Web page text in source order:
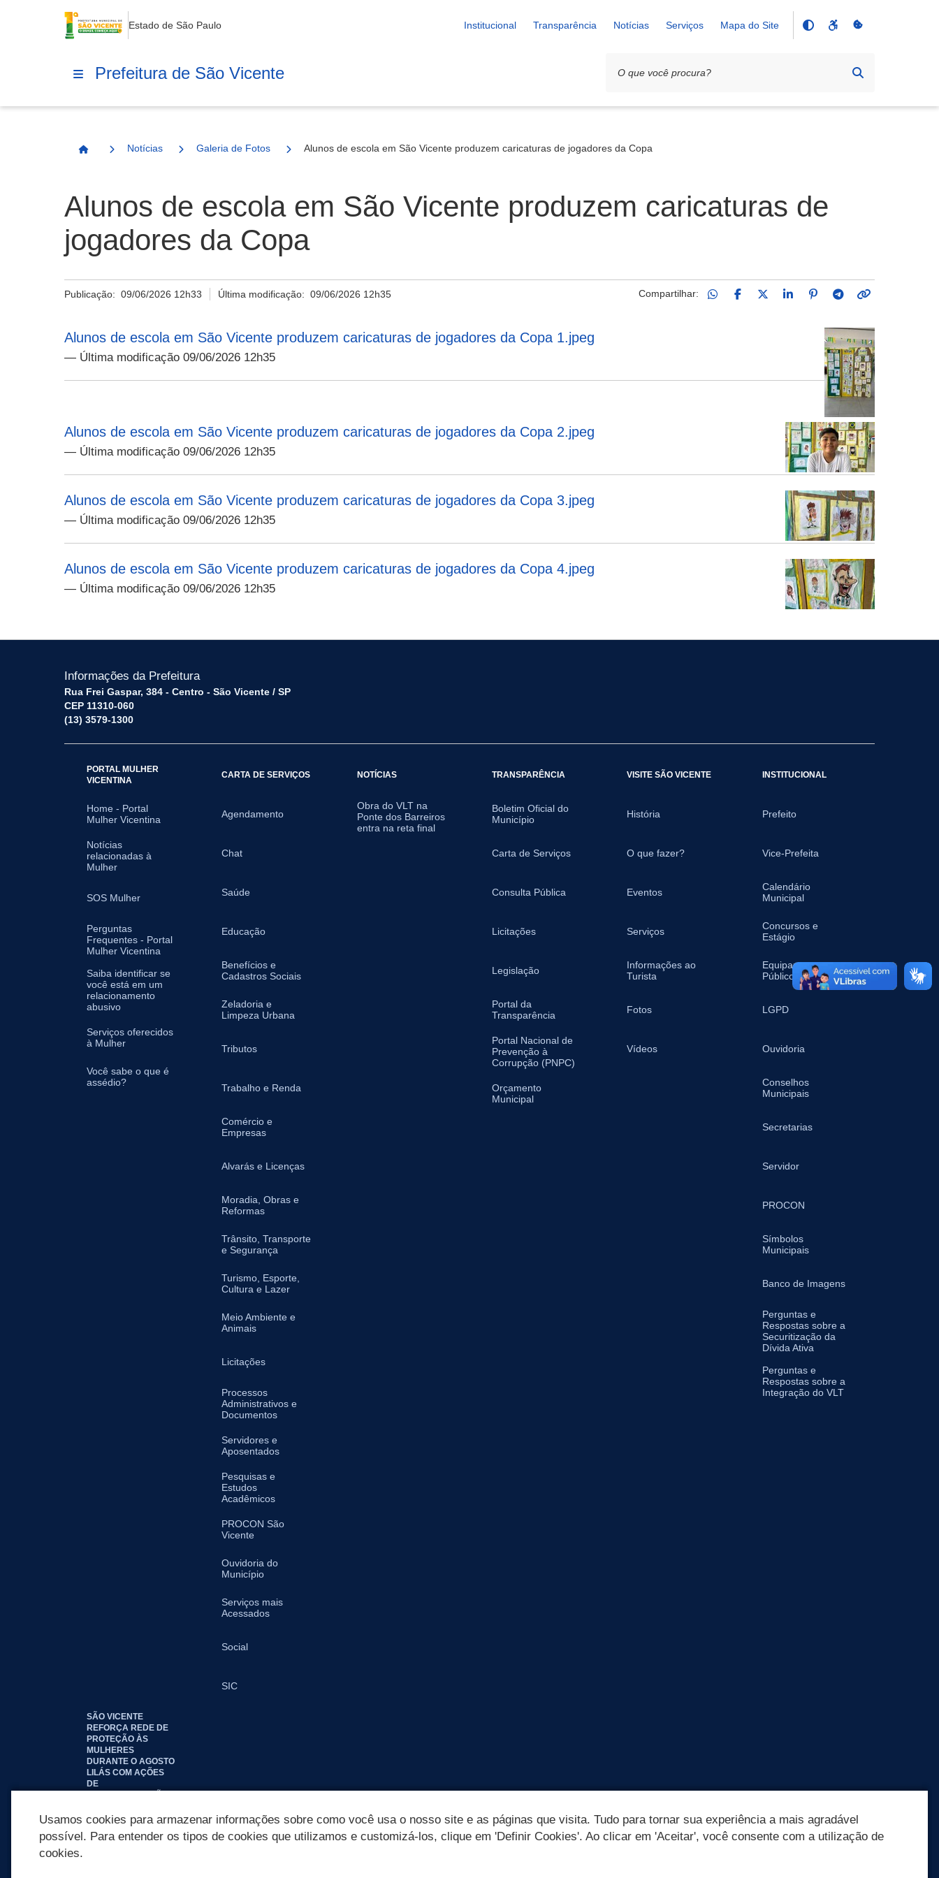
Estado de São Paulo Institucional Transparência Notícias Serviços Mapa do Site
Prefeitura de São Vicente
Página Inicial
Notícias Galeria de Fotos Alunos de escola em São Vicente produzem caricaturas de jogadores da Copa
Alunos de escola em São Vicente produzem caricaturas de
jogadores da Copa
Publicação: 09/06/2026 12h33 Última modificação:09/06/2026 12h35 Compartilhar:
Alunos de escola em São Vicente produzem caricaturas de jogadores da Copa 1.jpeg
— Última modificação 09/06/2026 12h35
Alunos de escola em São Vicente produzem caricaturas de jogadores da Copa 2.jpeg
— Última modificação 09/06/2026 12h35
Alunos de escola em São Vicente produzem caricaturas de jogadores da Copa 3.jpeg
— Última modificação 09/06/2026 12h35
Alunos de escola em São Vicente produzem caricaturas de jogadores da Copa 4.jpeg
— Última modificação 09/06/2026 12h35
Informações da Prefeitura
Rua Frei Gaspar, 384 - Centro - São Vicente / SP
CEP 11310-060
(13) 3579-1300
PORTAL MULHER
VICENTINA
Home - Portal
Mulher Vicentina
Notícias
relacionadas à
Mulher
SOS Mulher
Perguntas
Frequentes - Portal
Mulher Vicentina
Saiba identificar se
você está em um
relacionamento
abusivo
Serviços oferecidos
à Mulher
Você sabe o que é
assédio?
CARTA DE SERVIÇOS
Agendamento
Chat
Saúde
Educação
Benefícios e
Cadastros Sociais
Zeladoria e
Limpeza Urbana
Tributos
Trabalho e Renda
Comércio e
Empresas
Alvarás e Licenças
Moradia, Obras e
Reformas
Trânsito, Transporte
e Segurança
Turismo, Esporte,
Cultura e Lazer
Meio Ambiente e
Animais
Licitações
Processos
Administrativos e
Documentos
Servidores e
Aposentados
Pesquisas e
Estudos
Acadêmicos
PROCON São
Vicente
Ouvidoria do
Município
Serviços mais
Acessados
Social
SIC
NOTÍCIAS
Obra do VLT na
Ponte dos Barreiros
entra na reta final
TRANSPARÊNCIA
Boletim Oficial do
Município
Carta de Serviços
Consulta Pública
Licitações
Legislação
Portal da
Transparência
Portal Nacional de
Prevenção à
Corrupção (PNPC)
Orçamento
Municipal
VISITE SÃO VICENTE
História
O que fazer?
Eventos
Serviços
Informações ao
Turista
Fotos
Vídeos
INSTITUCIONAL
Prefeito
Vice-Prefeita
Calendário
Municipal
Concursos e
Estágio
Equipamentos
Públicos
LGPD
Ouvidoria
Conselhos
Municipais
Secretarias
Servidor
PROCON
Símbolos
Municipais
Banco de Imagens
Perguntas e
Respostas sobre a
Securitização da
Dívida Ativa
Perguntas e
Respostas sobre a
Integração do VLT
SÃO VICENTE
REFORÇA REDE DE
PROTEÇÃO ÀS
MULHERES
DURANTE O AGOSTO
LILÁS COM AÇÕES
DE
Usamos cookies para armazenar informações sobre como você usa o nosso site e as páginas que visita. Tudo para tornar sua experiência a mais agradável
possível. Para entender os tipos de cookies que utilizamos e customizá-los, clique em 'Definir Cookies'. Ao clicar em 'Aceitar', você consente com a utilização de
cookies.